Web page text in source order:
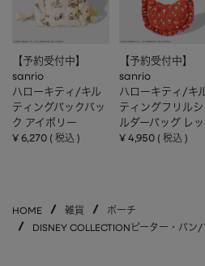
【予約受付中】
sanrio
ハローキティ/キル
ティングバックパッ
ク アイボリー
¥ 6,270 税込
【予約受付中】
sanrio
ハローキティ/キ
ティングフリルシ
ルダーバッグ レッ
¥ 4,950 税込
HOME 雑貨
ポーチ
DISNEY COLLECTIONピーター・パン